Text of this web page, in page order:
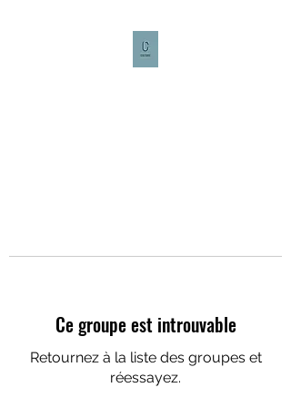
Ce groupe est introuvable
Retournez à la liste des groupes et
réessayez.